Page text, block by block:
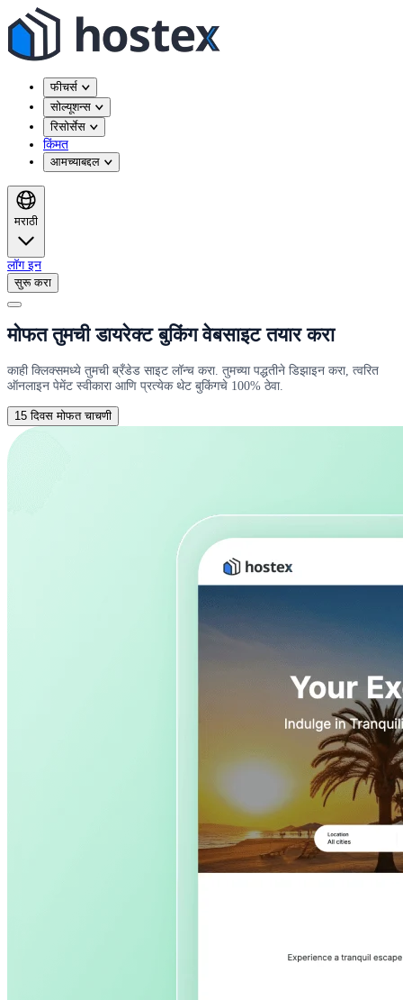
फीचर्स
सोल्यूशन्स
रिसोर्सेस
किंमत
आमच्याबद्दल
मराठी
लॉग इन
सुरू करा
मोफत तुमची डायरेक्ट बुकिंग वेबसाइट तयार करा
काही क्लिक्समध्ये तुमची ब्रँडेड साइट लॉन्च करा. तुमच्या पद्धतीने डिझाइन करा, त्वरित
ऑनलाइन पेमेंट स्वीकारा आणि प्रत्येक थेट बुकिंगचे 100% ठेवा.
15 दिवस मोफत चाचणी